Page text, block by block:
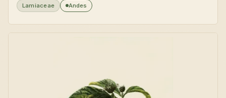
Lamiaceae Andes